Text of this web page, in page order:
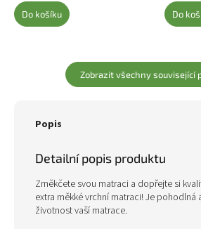
Do košíku Do
Zobrazit všechny související
Popis
Detailní popis produktu
Změkčete svou matraci a dopřejte si
extra měkké vrchní matraci! Je
životnost vaší matrace.